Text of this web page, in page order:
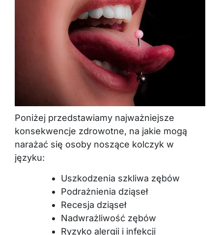
Poniżej przedstawiamy najważniejsze
konsekwencje zdrowotne, na jakie mogą
narażać się osoby noszące kolczyk w
języku:
Uszkodzenia szkliwa zębów
Podrażnienia dziąseł
Recesja dziąseł
Nadwrażliwość zębów
Ryzyko alergii i infekcji